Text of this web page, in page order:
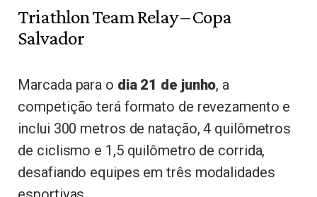
Triathlon Team Relay – Copa
Salvador
Marcada para o dia 21 de junho, a
competição terá formato de revezamento e
inclui 300 metros de natação, 4 quilômetros
de ciclismo e 1,5 quilômetro de corrida,
desafiando equipes em três modalidades